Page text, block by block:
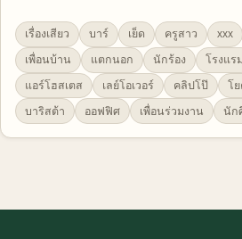
เรื่องเสียว บาร์ เย็ด ครูสาว xxx
เพื่อนบ้าน แตกนอก นักร้อง โรงแรม
แอร์โฮสเตส เลย์โอเวอร์ คลิปโป๊ โ
บาริสต้า ออฟฟิศ เพื่อนร่วมงาน นัก